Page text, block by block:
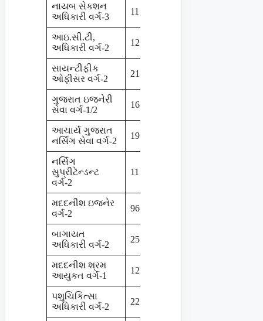
નાયબ સેકશન
અધિકારી વર્ગ-3
11
આઇ.સી.ટી,
અધિકારી વર્ગ-2
12
સાયન્ટીફીક
ઓફીસર વર્ગ-2
21
ગુજરાત ઇજનેરી
સેવા વર્ગ-1/2
16
આચાર્ય ગુજરાત
નર્સિંગ સેવા વર્ગ-2
19
નર્સિંગ
સુપ્રીટેન્ડન્ટ
વર્ગ-2
11
મદદનીશ ઇજનેર
વર્ગ-2
96
બાગાયત
અધિકારી વર્ગ-2
25
મદદનીશ શ્રમ
આયુકત વર્ગ-1
12
પશુચિકિત્સા
અધિકારી વર્ગ-2
22